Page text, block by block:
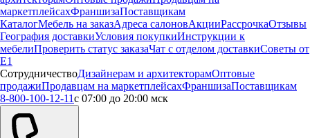
маркетплейсахФраншизаПоставщикам
КаталогМебель на заказАдреса салоновАкцииРассрочкаОтзывы
География доставкиУсловия покупкиИнструкции к
мебелиПроверить статус заказаЧат с отделом доставкиСоветы от
Е1
СотрудничествоДизайнерам и архитекторамОптовые
продажиПродавцам на маркетплейсахФраншизаПоставщикам
8-800-100-12-11с 07:00 до 20:00 мск